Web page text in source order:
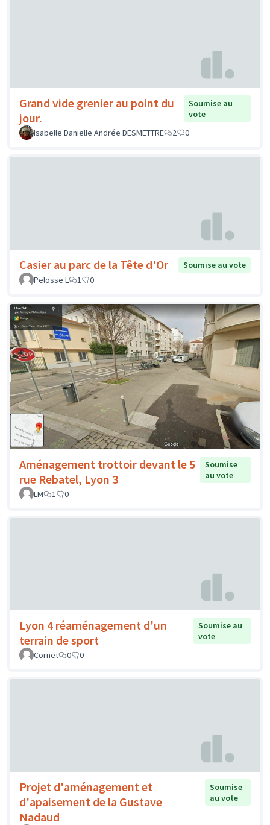
Grand vide grenier au point du
jour.
Soumise au
vote
Isabelle Danielle Andrée DESMETTRE
2 0
Casier au parc de la Tête d'Or
Soumise au vote
Pelosse L
1 0
Aménagement trottoir devant le 5
rue Rebatel, Lyon 3
Soumise
au vote
LM
1 0
Lyon 4 réaménagement d'un
terrain de sport
Soumise au
vote
Cornet
0 0
Projet d'aménagement et
d'apaisement de la Gustave
Nadaud
Soumise
au vote